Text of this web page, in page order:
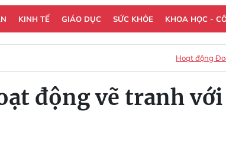
KINH TẾ GIÁO DỤC SỨC KHỎE KHOA HỌC -
Hoạt động
động vẽ tranh